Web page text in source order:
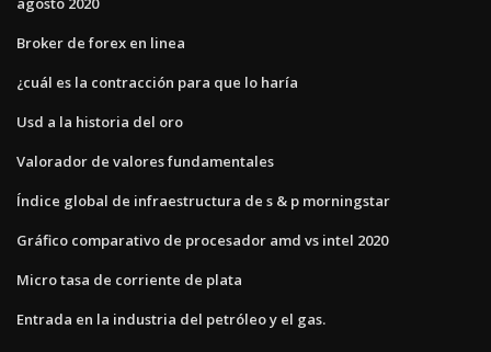
Broker de forex en linea
¿cuál es la contracción para que lo haría
Usd a la historia del oro
Valorador de valores fundamentales
Índice global de infraestructura de s & p morningstar
Gráfico comparativo de procesador amd vs intel 2020
Micro tasa de corriente de plata
Entrada en la industria del petróleo y el gas.